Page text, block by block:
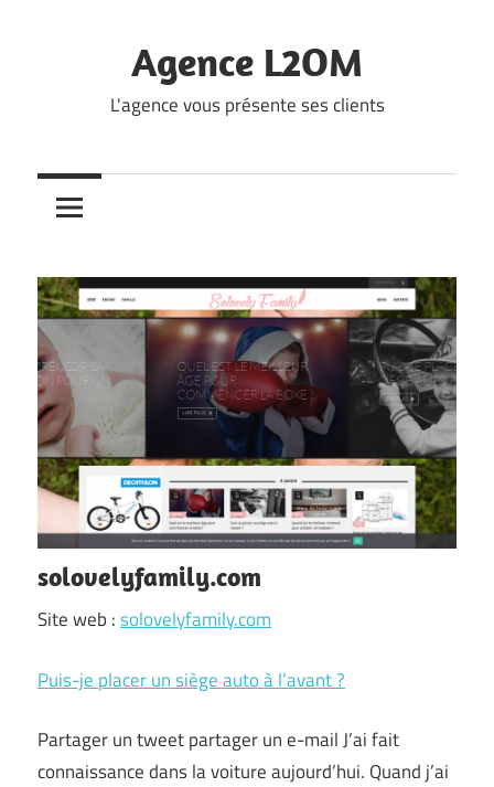
Agence L2OM
L'agence vous présente ses clients
solovelyfamily.com
Site web :solovelyfamily.com
Puis-je placer un siège auto à l’avant ?
Partager un tweet partager un e-mail J’ai fait
connaissance dans la voiture aujourd’hui. Quand j’ai